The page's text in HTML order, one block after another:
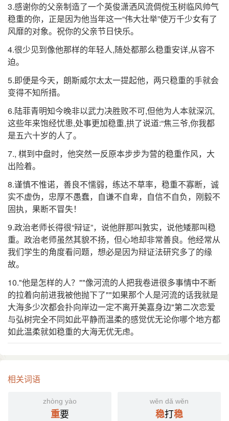
分字解释
wěn
稳
zhòng chóng
重
3.感谢你的父亲制造了一个英俊潇洒风流倜傥玉树临风帅气
稳重的你，正是因为他当年这一“伟大壮举”使万千少女有了
风靡的对象。祝你的父亲节日快乐。
4.很少见到像他那样的年轻人,随处都那么稳重安详,从容不
迫。
5.即便是今天，朗斯威尔太太一提起他，两只稳重的手就会
变得不知所措。
6.陆菲青明知今晚非以武力决胜败不可,但他为人本就深沉,
这些年来饱经忧患,处事更加稳重,拱了说道:“焦三爷,你我都
是五六十岁的人了。
7., 棋到中盘时，他突然一反原本步步为营的稳重作风，大
出险着。
8.谨慎不惟诺，善良不懦弱，练达不草率，稳重不寡断，诚
实不虚伪，忠厚不愚蠢，自谦不自卑，自信不自负，刚毅不
固执，果断不冒失！
9.政治老师长得很“辩证”，说他胖那叫敦实，说他矮那叫稳
重。政治老师虽然其貌不扬，但心地却非常善良。他经常从
我们学生的角度看问题，想必是因为辩证法研究多了的缘
故。
10."他是怎样的人？""像河流的人把我卷进很多事情中不断
的拉着向前进我被他抛下了""如果那个人是河流的话我就是
大海多少次都会扑向岸边一定不离开美嘉身边"第二次恋爱
与弘树完全不同如此平静而温柔的感觉优无论你哪个地方都
如此温柔就如稳重的大海无优无虑。
相关词语
zhòng yào
重要
wěn dǎ wěn
稳打稳